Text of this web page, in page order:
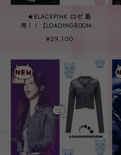
★BLACKPINK ロゼ 着
用！！【LOADINGROOM】
¥29,100